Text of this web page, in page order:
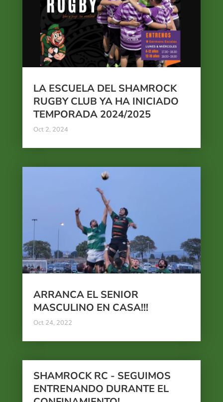
LA ESCUELA DEL SHAMROCK
RUGBY CLUB YA HA INICIADO
TEMPORADA 2024/2025
Oct 2, 2024
ARRANCA EL SENIOR
MASCULINO EN CASA!!!
Oct 24, 2022
SHAMROCK RC - SEGUIMOS
ENTRENANDO DURANTE EL